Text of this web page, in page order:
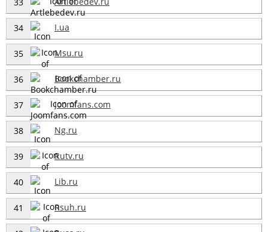
34 I.ua
35 Msu.ru
36 Bookchamber.ru
37 Joomfans.com
38 Ng.ru
39 Rutv.ru
40 Lib.ru
41 Rsuh.ru